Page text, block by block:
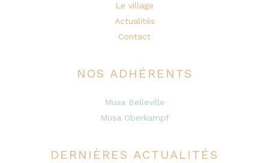
Le village
Actualités
Contact
NOS ADHÉRENTS
Musa Belleville
Musa Oberkampf
DERNIÈRES ACTUALITÉS